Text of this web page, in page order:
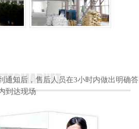
通知后，售后人员在3小时内做出明确答
到达现场